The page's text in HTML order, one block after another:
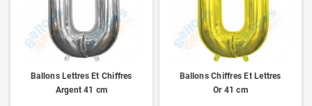
Ballons Lettres Et Chiffres
Argent 41 cm
Ballons Chiffres Et Lettres
Or 41 cm